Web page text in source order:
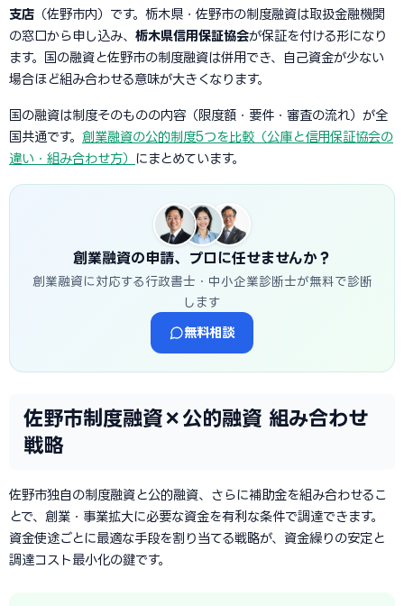
支店 （佐野市内）です。栃木県・佐野市の制度融資は取扱金融機関
の窓口から申し込み、 栃木県信用保証協会が保証を付ける形になり
ます。国の融資と佐野市の制度融資は併用でき、自己資金が少ない
場合ほど組み合わせる意味が大きくなります。
国の融資は制度そのものの内容（限度額・要件・審査の流れ）が全
国共通です。 創業融資の公的制度5つを比較（公庫と信用保証協会の
違い・組み合わせ方） にまとめています。
創業融資の申請、プロに任せませんか？
創業融資に対応する行政書士・中小企業診断士が無料で診断
します
無料相談
佐野市制度融資×公的融資 組み合わせ
戦略
佐野市独自の制度融資と公的融資、さらに補助金を組み合わせるこ
とで、創業・事業拡大に必要な資金を有利な条件で調達できます。
資金使途ごとに最適な手段を割り当てる戦略が、資金繰りの安定と
調達コスト最小化の鍵です。